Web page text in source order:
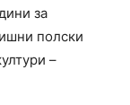
за
полски
–